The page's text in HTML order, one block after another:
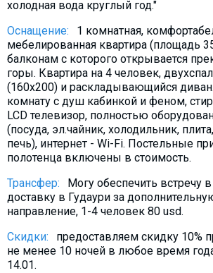
холодная вода круглый год."
Оснащение:
1 комнатная,
мебeлированная квартира (площадь
балконам с которого открывается
горы. Квартира на 4 человек,
(160х200) и раскладывающийся
комнату с душ кабинкой и феном,
LCD телевизор, полностью
(посуда, эл.чайник, холодильник,
печь), интернет - Wi-Fi. Постельные
полотенца включены в стоимость.
Трансфер:
Могу обеспечить встречу
доставку в Гудаури за
направление, 1-4 человек 80 usd.
Скидки:
предоставляем скидку 10%
не менее 10 ночей в любое время
14.01.
Visas
What to drink?
Local money
Mobile phones
Gallery
Travel reports